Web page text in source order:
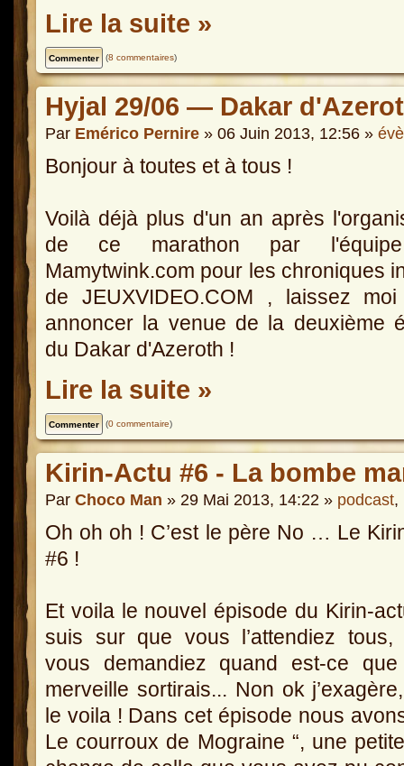
Lire la suite »
(8 commentaires)
Hyjal 29/06 — Dakar
Par Emérico Pernire » 06 Juin 2013, 12:56 »
Bonjour à toutes et à tous !
Voilà déjà plus d'un an après
de ce marathon par
Mamytwink.com pour les chroniques
de JEUXVIDEO.COM , laissez
annoncer la venue de la deuxième
du Dakar d'Azeroth !
Lire la suite »
(0 commentaire)
Kirin-Actu #6 - La bombe
Par Choco Man » 29 Mai 2013, 14:22 » podcast,
Oh oh oh ! C’est le père No … Le
#6 !
Et voila le nouvel épisode du Kirin-
suis sur que vous l’attendiez tous,
vous demandiez quand est-ce
merveille sortirais... Non ok
le voila ! Dans cet épisode nous
Le courroux de Mograine “, une